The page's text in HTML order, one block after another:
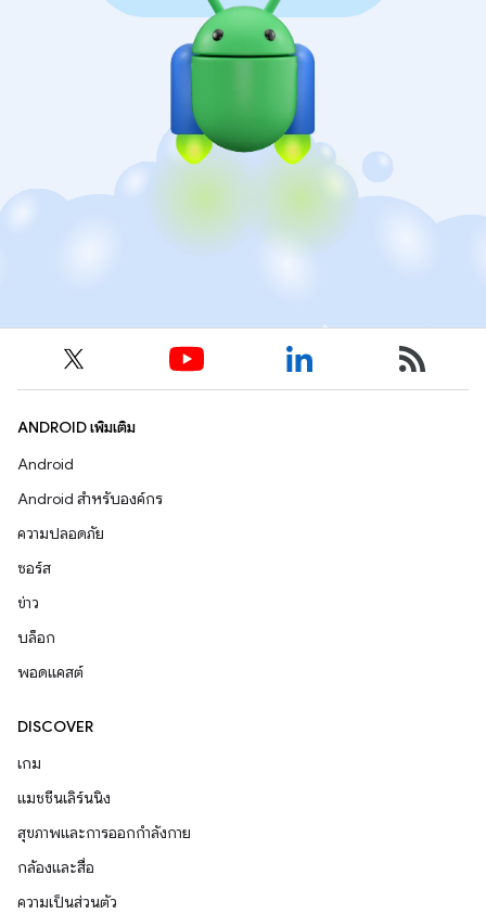
ANDROID เพิ่มเติม
Android
Android สำหรับองค์กร
ความปลอดภัย
ซอร์ส
ข่าว
บล็อก
พอดแคสต์
DISCOVER
เกม
แมชชีนเลิร์นนิง
สุขภาพและการออกกำลังกาย
กล้องและสื่อ
ความเป็นส่วนตัว